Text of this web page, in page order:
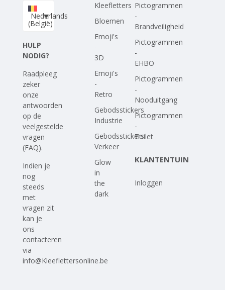
Upload je eigen ontwerp
Corona Covid-19
Nederlands
(België)
HULP
NODIG?
Raadpleeg
zeker
onze
antwoorden
op de
veelgestelde
vragen
(FAQ).
Indien je
nog
steeds
met
vragen zit
kan je
ons
contacteren
via
info@Kleeflettersonline.be
Kleefletters
Bloemen
Emoji's
-
3D
Emoji's
-
Retro
Gebodsstickers
Industrie
Gebodsstickers
Verkeer
Glow
in
the
dark
Pictogrammen
-
Brandveiligheid
Pictogrammen
-
EHBO
Pictogrammen
-
Nooduitgang
Pictogrammen
-
Toilet
KLANTENTUIN
Inloggen